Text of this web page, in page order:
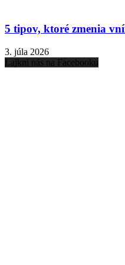
5 tipov, ktoré zmenia
3. júla 2026
Lajkni nás na Facebooku